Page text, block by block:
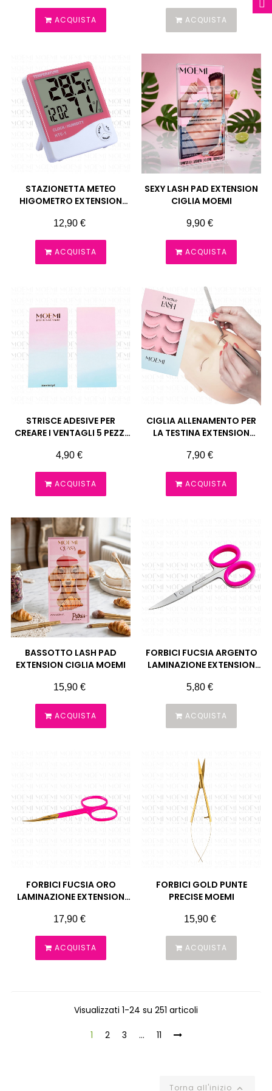
ACQUISTA ACQUISTA
STAZIONETTA METEO
HIGOMETRO EXTENSION
Prezzo
12,90 €
ACQUISTA
SEXY LASH PAD EXTENSION
CIGLIA MOEMI
Prezzo
9,90 €
ACQUISTA
STRISCE ADESIVE PER
CREARE I VENTAGLI 5 PEZZI
Prezzo
4,90 €
ACQUISTA
CIGLIA ALLENAMENTO PER
LA TESTINA EXTENSION
Prezzo
7,90 €
ACQUISTA
BASSOTTO LASH PAD
EXTENSION CIGLIA MOEMI
Prezzo
15,90 €
ACQUISTA
FORBICI FUCSIA ARGENTO
LAMINAZIONE EXTENSION
Prezzo
5,80 €
ACQUISTA
FORBICI FUCSIA ORO
LAMINAZIONE EXTENSION
Prezzo
17,90 €
ACQUISTA
FORBICI GOLD PUNTE
PRECISE MOEMI
Prezzo
15,90 €
ACQUISTA
Visualizzati 1-24 su 251 articoli
1 2 3 … 11
Torna all'inizio 